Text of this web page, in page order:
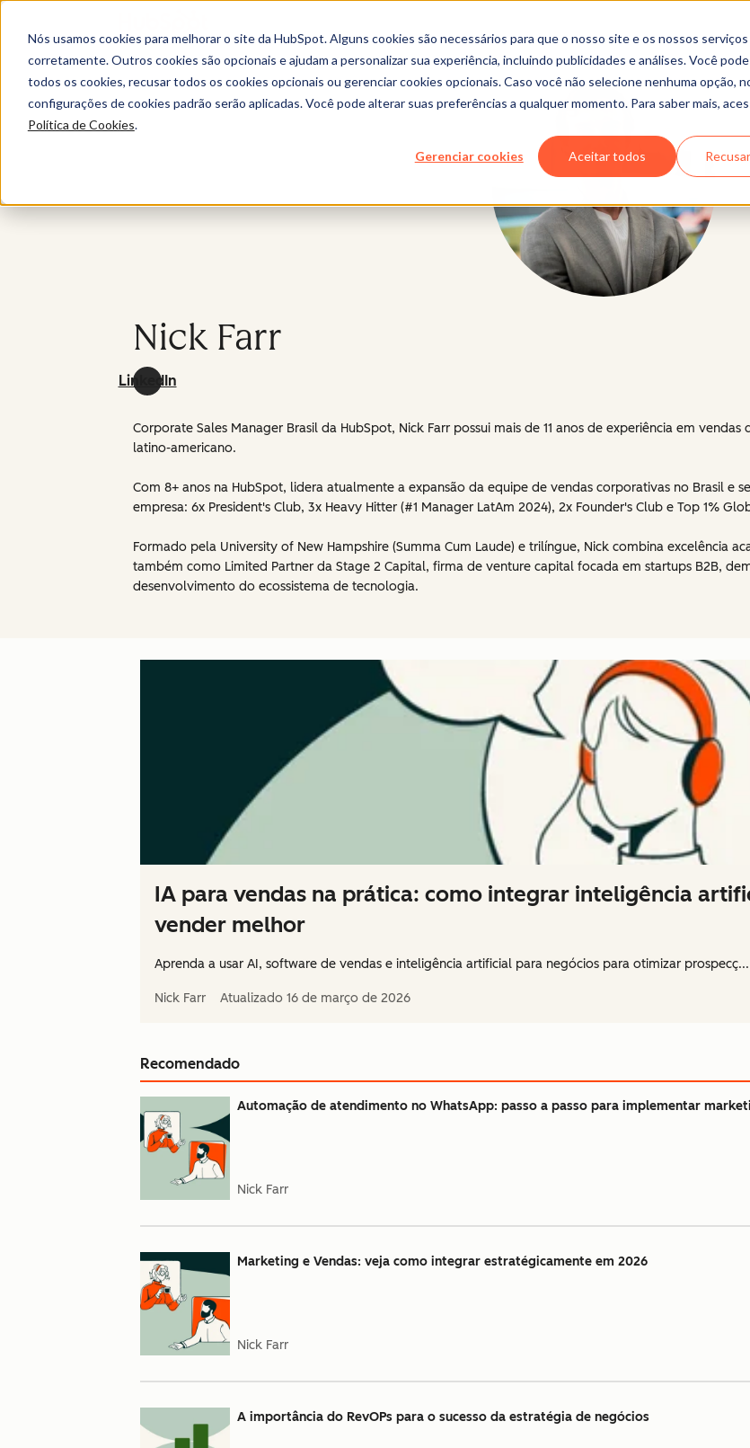
Nós usamos cookies para melhorar o site da HubSpot. Alguns cookies são necessários para que o nosso site e os nossos
corretamente. Outros cookies são opcionais e ajudam a personalizar sua experiência, incluindo publicidades e análises. Você
todos os cookies, recusar todos os cookies opcionais ou gerenciar cookies opcionais. Caso você não selecione nenhuma opção,
configurações de cookies padrão serão aplicadas. Você pode alterar suas preferências a qualquer momento. Para saber mais,
Política de Cookies.
Gerenciar cookies Aceitar todos
Nick Farr
LinkedIn
Corporate Sales Manager Brasil da HubSpot, Nick Farr possui mais de 11 anos de experiência em
latino-americano.
Com 8+ anos na HubSpot, lidera atualmente a expansão da equipe de vendas corporativas no Brasil e
empresa: 6x President's Club, 3x Heavy Hitter (#1 Manager LatAm 2024), 2x Founder's Club e Top 1%
Formado pela University of New Hampshire (Summa Cum Laude) e trilíngue, Nick combina excelência
também como Limited Partner da Stage 2 Capital, firma de venture capital focada em startups B2B,
desenvolvimento do ecossistema de tecnologia.
IA para vendas na prática: como integrar inteligência
vender melhor
Aprenda a usar AI, software de vendas e inteligência artificial para negócios para otimizar prospecç...
Nick Farr Atualizado 16 de março de 2026
Recomendado
Automação de atendimento no WhatsApp: passo a passo para implementar
Nick Farr
Marketing e Vendas: veja como integrar estratégicamente em 2026
Nick Farr
A importância do RevOPs para o sucesso da estratégia de negócios